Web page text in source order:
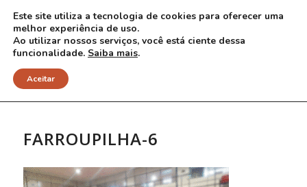
NOTÍCIAS
FARROUPILHA-6
Este site utiliza a tecnologia de cookies para oferecer uma
melhor experiência de uso.
Ao utilizar nossos serviços, você está ciente dessa
funcionalidade. Saiba mais.
Aceitar